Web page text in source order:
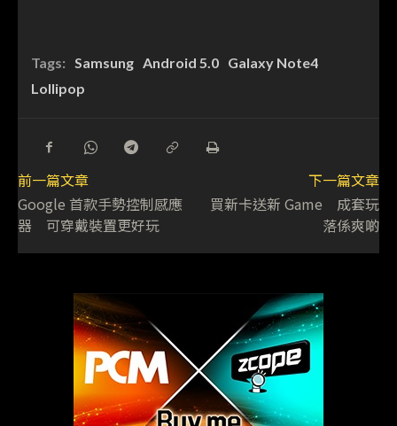
Tags: Samsung Android 5.0 Galaxy Note4
Lollipop
前一篇文章
Google 首款手勢控制感應
器 可穿戴裝置更好玩
下一篇文章
買新卡送新 Game 成套玩
落係爽啲